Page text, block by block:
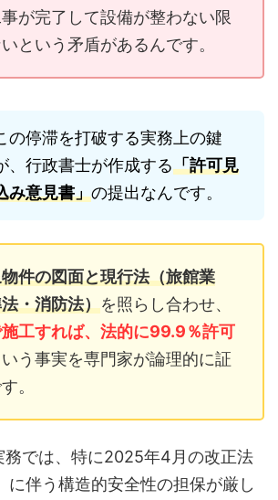
が完了して設備が整わない限
という矛盾があるんです。
の停滞を打破する実務上の鍵
、行政書士が作成する「許可見
み意見書」の提出なんです。
件の図面と現行法（旅館業
・消防法）を照らし合わせ、
施工すれば、法的に99.9％許可
いう事実を専門家が論理的に証
。
では、特に2025年4月の改正法
に伴う構造的安全性の担保が厳し